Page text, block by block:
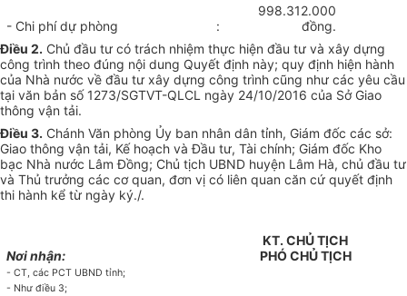
- Chi phí dự phòng :
998.312.000
đồng.
Điều 2. Chủ đầu tư có trách nhiệm thực hiện đầu tư và xây dựng
công trình theo đúng nội dung Quyết định này; quy định hiện hành
của Nhà nước về đầu tư xây dựng công trình cũng như các yêu cầu
tại văn bản số 1273/SGTVT-QLCL ngày 24/10/2016 của Sở Giao
thông vận tải.
Điều 3. Chánh Văn phòng Ủy ban nhân dân tỉnh, Giám đốc các sở:
Giao thông vận tải, Kế hoạch và Đầu tư, Tài chính; Giám đốc Kho
bạc Nhà nước Lâm Đồng; Chủ tịch UBND huyện Lâm Hà, chủ đầu tư
và Thủ trưởng các cơ quan, đơn vị có liên quan căn cứ quyết định
thi hành kể từ ngày ký./.
Nơi nhận:
- CT, các PCT UBND tỉnh;
- Như điều 3;
KT. CHỦ TỊCH
PHÓ CHỦ TỊCH